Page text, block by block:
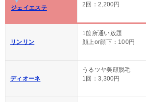
ジェイエステ
2回：2,200円
リンリン
1箇所通い放題
顔上or顔下：100円
ディオーネ
うるツヤ美顔脱毛
1回：3,300円